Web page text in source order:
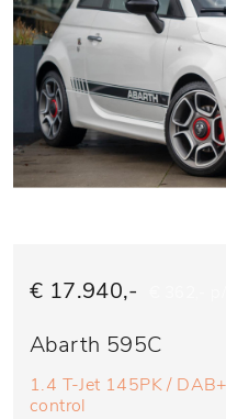
€ 17.940,-
Abarth 595C
1.4 T-Jet 145PK /
control